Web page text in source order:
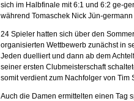
sich im Halbfinale mit 6:1 und 6:2 ge-
während Tomaschek Nick Jün-
24 Spieler hatten sich über den
organisierten Wettbewerb zunächst in
Jeden duelliert und dann ab dem
seiner ersten Clubmeisterschaft
somit verdient zum Nachfolger von Tim
Auch die Damen ermittelten einen Tag